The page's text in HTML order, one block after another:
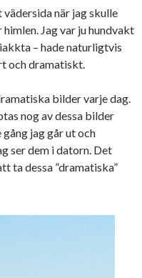
när jag skulle
Jag var ju hundvakt
– hade naturligtvis
och dramatiskt.
bilder varje dag.
nog av dessa bilder
jag går ut och
ser dem i datorn. Det
ta dessa ”dramatiska”